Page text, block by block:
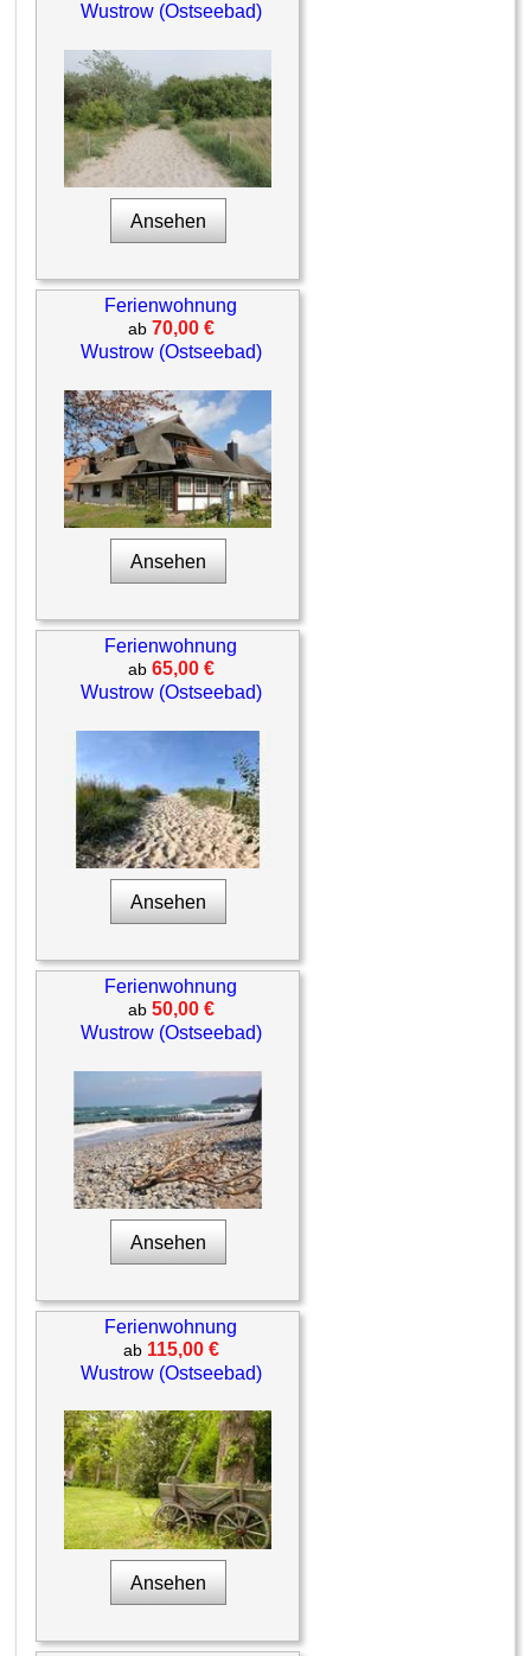
Wustrow (Ostseebad)
Ansehen
Ferienwohnung
ab 70,00 €
Wustrow (Ostseebad)
Ansehen
Ferienwohnung
ab 65,00 €
Wustrow (Ostseebad)
Ansehen
Ferienwohnung
ab 50,00 €
Wustrow (Ostseebad)
Ansehen
Ferienwohnung
ab 115,00 €
Wustrow (Ostseebad)
Ansehen